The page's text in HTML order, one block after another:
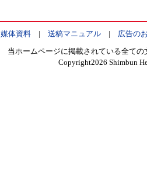
媒体資料| 送稿マニュアル| 広告の
当ホームページに掲載されている全て
Copyright2026 Shimbun